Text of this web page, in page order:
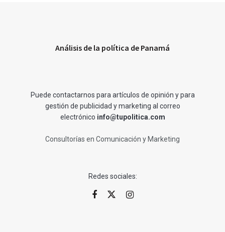
Análisis de la política de Panamá
Puede contactarnos para artículos de opinión y para
gestión de publicidad y marketing al correo
electrónico info@tupolitica.com
Consultorías en Comunicación y Marketing
Redes sociales: